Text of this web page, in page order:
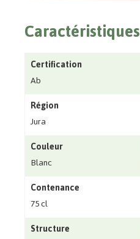
Caractéristiques
Certification
Ab
Région
Jura
Couleur
Blanc
Contenance
75 cl
Structure